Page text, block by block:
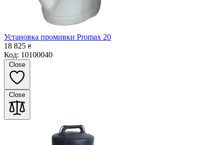
Установка промивки Promax 20
18 825 ₴
Код: 10100040
Close
Close